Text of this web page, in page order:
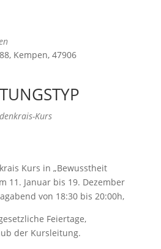
Kempen, 47906
Kurs
Kurs in „Bewusstheit
11. Januar bis 19. Dezember
von 18:30 bis 20:00h,
Feiertage,
der Kursleitung.